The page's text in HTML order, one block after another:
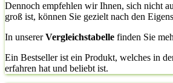
Dennoch empfehlen wir Ihnen, sich nicht
groß ist, können Sie gezielt nach den
In unsererVergleichstabelle finden Sie
Ein Bestseller ist ein Produkt, welches in
erfahren hat und beliebt ist.